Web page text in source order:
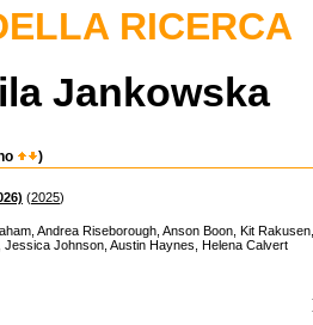
RICERCA
Jankowska
)
(2025)
Andrea Riseborough, Anson Boon, Kit
Jessica Johnson, Austin Haynes, Helena Calvert